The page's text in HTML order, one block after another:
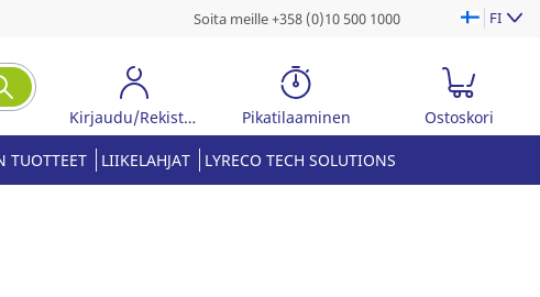
Soita meille +358 (0)10 500 1000 FI
Kirjaudu/Rekisteröidy Pikatilaaminen Ostoskori
TUOTTEET LIIKELAHJAT LYRECO TECH SOLUTIONS